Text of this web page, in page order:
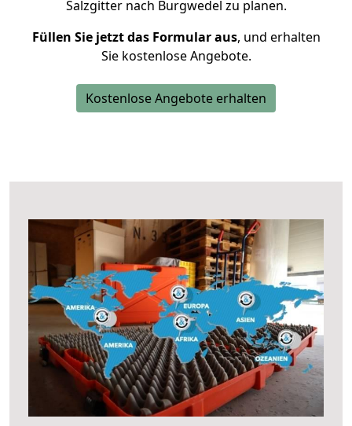
Salzgitter nach Burgwedel zu planen.
Füllen Sie jetzt das Formular aus, und erhalten
Sie kostenlose Angebote.
Kostenlose Angebote erhalten